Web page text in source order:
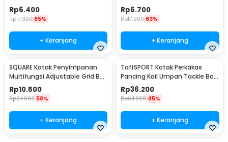
Organizer 24 Slot - J13/J24
Rp6.400
Rp17.900 65%
+ Keranjang
Organizer 13 Slot - J13/J24
Rp6.700
Rp17.900 63%
+ Keranjang
SQUARE Kotak Penyimpanan
Multifungsi Adjustable Grid Box
24 Slot - J24D
Rp10.500
Rp24.900 58%
+ Keranjang
TaffSPORT Kotak Perkakas
Pancing Kail Umpan Tackle Box
14 Grid - LYH-1017
Rp36.200
Rp64.900 45%
+ Keranjang